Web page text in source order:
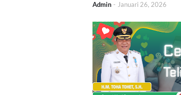
Admin - Januari 26, 2026